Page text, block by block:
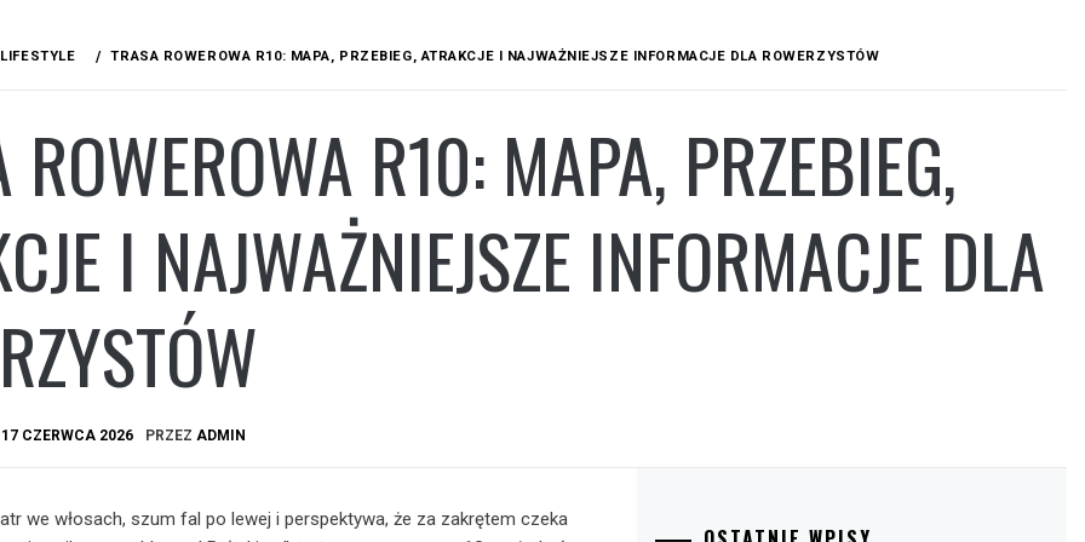
LIFESTYLE TRASA ROWEROWA R10: MAPA, PRZEBIEG, ATRAKCJE I NAJWAŻNIEJSZE INFORMACJE DLA ROWERZYSTÓW
ROWEROWA R10: MAPA, PRZEBIEG,
I NAJWAŻNIEJSZE INFORMACJE DLA
17 CZERWCA 2026 PRZEZ ADMIN
we włosach, szum fal po lewej i perspektywa, że za zakrętem czeka